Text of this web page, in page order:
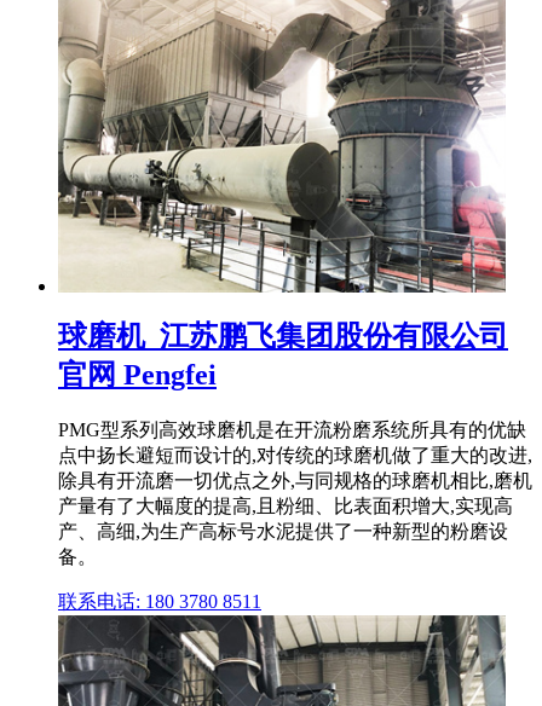
球磨机_江苏鹏飞集团股份有限公司
官网 Pengfei
PMG型系列高效球磨机是在开流粉磨系统所具有的优缺
点中扬长避短而设计的,对传统的球磨机做了重大的改进,
除具有开流磨一切优点之外,与同规格的球磨机相比,磨机
产量有了大幅度的提高,且粉细、比表面积增大,实现高
产、高细,为生产高标号水泥提供了一种新型的粉磨设
备。
联系电话: 180 3780 8511